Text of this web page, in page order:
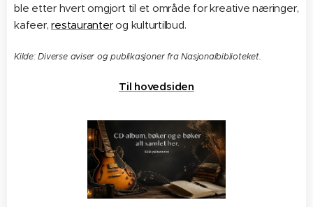
ble etter hvert omgjort til et område for kreative næringer,
kafeer,restauranterog kulturtilbud.
Kilde: Diverse aviser og publikasjoner fra Nasjonalbiblioteket.
Til hovedsiden